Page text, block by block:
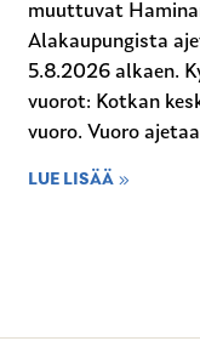
muuttuvat
Alakaupungista
5.8.2026 alkaen.
vuorot: Kotkan
vuoro. Vuoro
LUE LISÄÄ